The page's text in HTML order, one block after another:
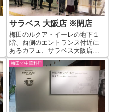
サラベス 大阪店 ※閉店
梅田のルクア・イーレの地下１
階、西側のエントランス付近に
あるカフェ、サラベス大阪店。
「ニューヨークの朝食の女王」
との異名を取るニューヨーク発
祥のレストラン・サラベスの日
本第四号店。フレンチトースト
やエッグベネディクトが人気で
す。 サラベス...
梅田で中華料理